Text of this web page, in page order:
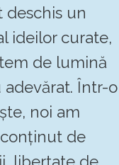
deschis un
ideilor curate,
de lumină
adevărat. Într-o
noi am
de